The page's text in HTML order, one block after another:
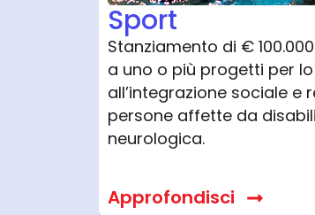
Sport
Stanziamento di €
a uno o più progetti per
all’integrazione sociale e
persone affette da
neurologica.
Approfondisci